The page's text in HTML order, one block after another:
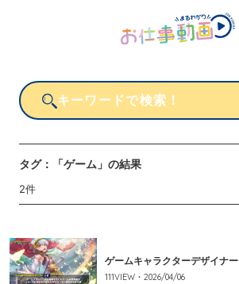
タグ： 「ゲーム」 の結果
2件
ゲームキャラクターデザイナー
111VIEW・ 2026/04/06